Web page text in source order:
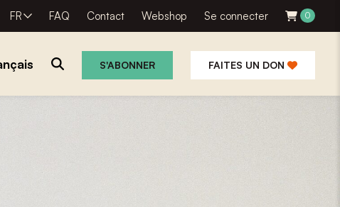
FR FAQ Contact Webshop Se connecter 0
S'ABONNER FAITES UN DON